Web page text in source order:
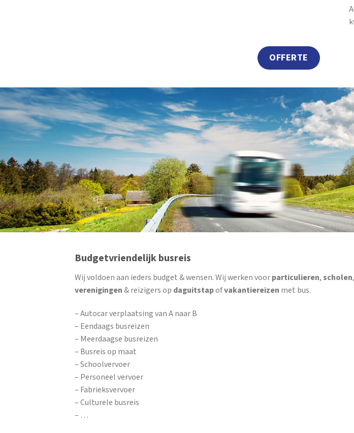
OFFERTE
Budgetvriendelijk busreis
Wij voldoen aan ieders budget & wensen. Wij werken voorparticulieren,scholen,
verenigingen& reizigers op daguitstapofvakantiereizen met bus.
– Autocar verplaatsing van A naar B
– Eendaags busreizen
– Meerdaagse busreizen
– Busreis op maat
– Schoolvervoer
– Personeel vervoer
– Fabrieksvervoer
– Culturele busreis
– …